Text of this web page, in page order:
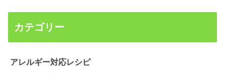
カテゴリー
アレルギー対応レシピ